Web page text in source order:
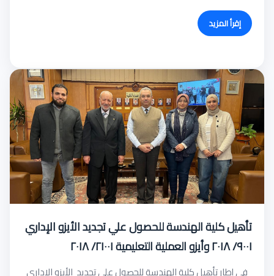
إقرأ المزيد
تأهيل كلية الهندسة للحصول علي تجديد الأيزو الإداري
٩٠٠١/ ٢٠١٨ وأيزو العملية التعليمية ٢١٠٠١/ ٢٠١٨
في إطار تأهيل كلية الهندسة للحصول علي تجديد الأيزو الإداري